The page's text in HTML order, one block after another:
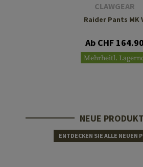
CLAWGEAR
Raider Pants MK
Ab CHF 164.90
Mehrheitl.
NEUE
ENTDECKEN SIE ALLE NEUEN